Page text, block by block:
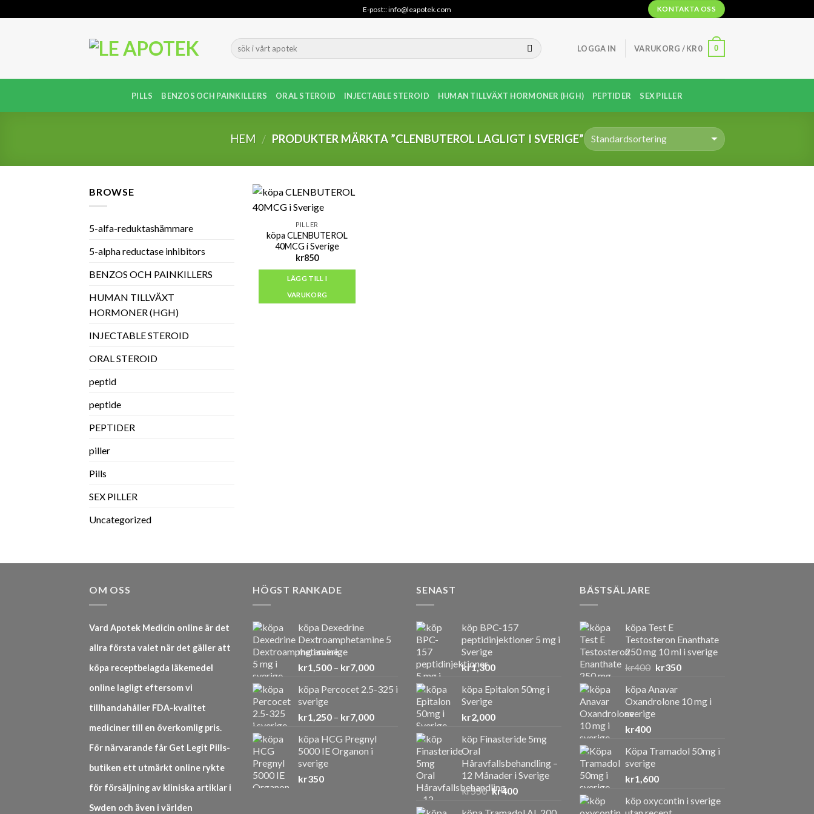
to
E-post:: info@leapotek.com KONTAKTA OSS
LOGGA IN VARUKORG /KR0 0
PILLS BENZOS OCH PAINKILLERS ORAL STEROID INJECTABLE STEROID HUMAN TILLVÄXT HORMONER (HGH) PEPTIDER SEX PILLER
HEM / PRODUKTER MÄRKTA ”CLENBUTEROL LAGLIGT I SVERIGE”
BROWSE
5-alfa-reduktashämmare
5-alpha reductase inhibitors
BENZOS OCH PAINKILLERS
HUMAN TILLVÄXT
HORMONER (HGH)
INJECTABLE STEROID
ORAL STEROID
peptid
peptide
PEPTIDER
piller
Pills
SEX PILLER
Uncategorized
PILLER
köpa CLENBUTEROL
40MCG i Sverige
kr850
LÄGG TILL I
VARUKORG
OM OSS
Vard Apotek Medicin online är det
allra första valet när det gäller att
köpa receptbelagda läkemedel
online lagligt eftersom vi
tillhandahåller FDA-kvalitet
mediciner till en överkomlig pris.
För närvarande får Get Legit Pills-
butiken ett utmärkt online rykte
för försäljning av kliniska artiklar i
Swden och även i världen
HÖGST RANKADE
köpa Dexedrine
Dextroamphetamine 5
mg i sverige
kr1,500 – kr7,000Prisintervall:
till
köpa Percocet 2.5-325 i
sverige
kr1,250 – kr7,000Prisintervall:
till
köpa HCG Pregnyl
5000 IE Organon i
sverige
kr350
SENAST
köp BPC-157
peptidinjektioner 5 mg i
Sverige
kr1,300
köpa Epitalon 50mg i
Sverige
kr2,000
köp Finasteride 5mg
Oral
Håravfallsbehandling –
12 Månader i Sverige
kr550 Det
kr400Det
BÄSTSÄLJARE
köpa Test E
Testosteron Enanthate
250 mg 10 ml i sverige
kr400 Det
priset
var:
kr400.
kr350Det
är:
köpa Anavar
Oxandrolone 10 mg i
sverige
kr400
Köpa Tramadol 50mg i
sverige
kr1,600
köp oxycontin i sverige